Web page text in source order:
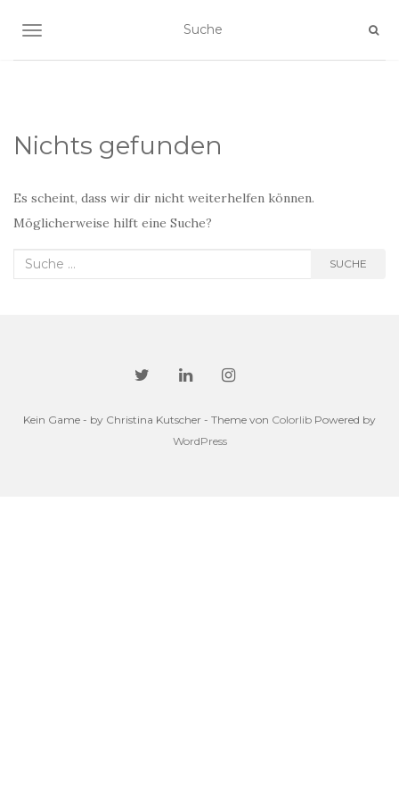
NAVIGATION EIN-/AUSSCHALTEN
Nichts gefunden
Es scheint, dass wir dir nicht weiterhelfen können.
Möglicherweise hilft eine Suche?
Suche
SUCHE
Kein Game - by Christina Kutscher - Theme von Colorlib Powered by
WordPress